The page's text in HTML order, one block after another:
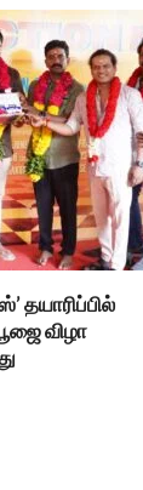
தயாரிப்பில்
விழா